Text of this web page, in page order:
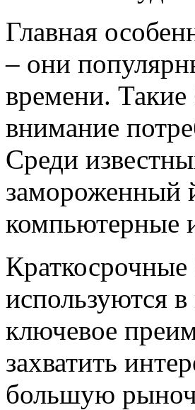
Главная
– они
времени. Такие
внимание
Среди
замороженный
компьютерные
используются
ключевое
захватить
большую